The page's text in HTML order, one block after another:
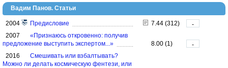
Вадим Панов. Статьи
2004 Предисловие 7.44 (312)
-
2007
«Признаюсь откровенно: получив
предложение выступить экспертом...»
8.00 (1)
-
2016
Смешивать или взбалтывать?
Можно ли делать космическую фентези, или